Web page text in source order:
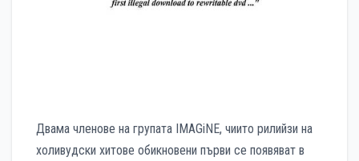
Двама членове на групата IMAGiNE, чиито рилийзи на
холивудски хитове обикновени първи се появяват в